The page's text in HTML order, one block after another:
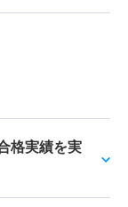
格実績を実